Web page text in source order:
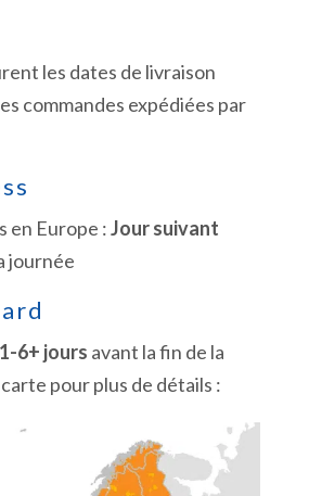
les dates de livraison
commandes expédiées par
en Europe :Jour suivant
journée
1-6+ jours avant la fin de la
pour plus de détails :